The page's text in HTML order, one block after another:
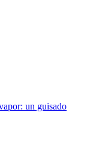
un guisado